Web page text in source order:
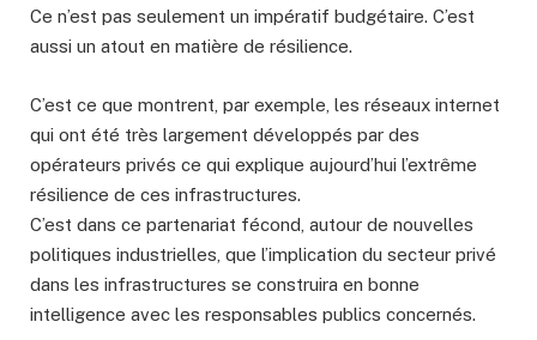
Ce n’est pas seulement un impératif budgétaire. C’est
aussi un atout en matière de résilience.
C’est ce que montrent, par exemple, les réseaux internet
qui ont été très largement développés par des
opérateurs privés ce qui explique aujourd’hui l’extrême
résilience de ces infrastructures.
C’est dans ce partenariat fécond, autour de nouvelles
politiques industrielles, que l’implication du secteur privé
dans les infrastructures se construira en bonne
intelligence avec les responsables publics concernés.